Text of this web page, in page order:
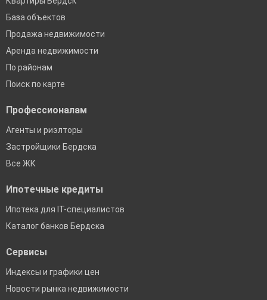
База объектов
Продажа недвижимости
Аренда недвижимости
По районам
Поиск по карте
Профессионалам
Агенты и риэлторы
Застройщики Бердска
Все ЖК
Ипотечные кредиты
Ипотека для IT-специалистов
Каталог банков Бердска
Сервисы
Индексы и графики цен
Новости рынка недвижимости